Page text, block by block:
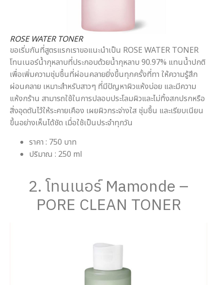
ROSE WATER TONER
ขอเริ่มกันที่สูตรแรกเราขอแนะนำเป็น ROSE WATER TONER
โทนเนอร์น้ำกุหลาบที่ประกอบด้วยน้ำกุหลาบ 90.97% แทนน้ำปกติ
เพื่อเพิ่มความชุ่มชื้นที่ผ่อนคลายยิ่งขึ้นทุกครั้งที่ทา ให้ความรู้สึก
ผ่อนคลาย เหมาะสำหรับสาวๆ ที่มีปัญหาผิวแห้งบ่อย และมีความ
แห้งกร้าน สามารถใช้ในการปลอบประโลมผิวและไม่ทิ้งสกปรกหรือ
สิ่งอุดตันไว้ให้ระคายเคือง เผยผิวกระจ่างใส ชุ่มชื้น และเรียบเนียน
ขึ้นอย่างเห็นได้ชัด เมื่อใช้เป็นประจำทุกวัน
ราคา : 750 บาท
ปริมาณ : 250 ml
2. โทนเนอร์ Mamonde –
PORE CLEAN TONER